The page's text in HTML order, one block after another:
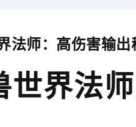
法师：高伤害输出
世界法